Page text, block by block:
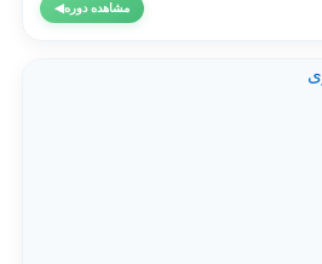
مشاهده دوره◀